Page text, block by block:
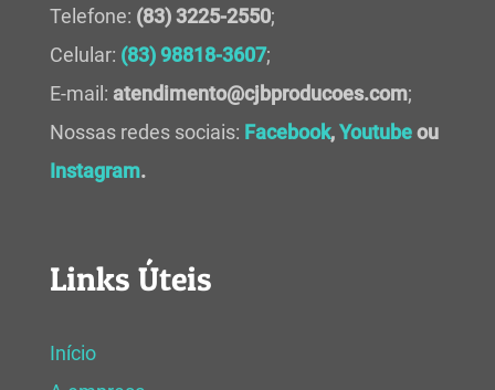
Telefone: (83) 3225-2550;
Celular: (83) 98818-3607;
E-mail: atendimento@cjbproducoes.com;
Nossas redes sociais: Facebook,Youtubeou
Instagram.
Links Úteis
Início